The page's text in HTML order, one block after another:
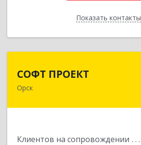
Показать контакты
Назад
СОФТ ПРОЕКТ
Орск
Клиентов на сопровождении